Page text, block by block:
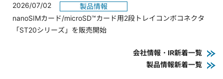
2026/07/02
製品情報
nanoSIMカード/microSD™カード用2段トレイコンボコネクタ
「ST20シリーズ」を販売開始
会社情報・IR新着一覧
製品情報新着一覧